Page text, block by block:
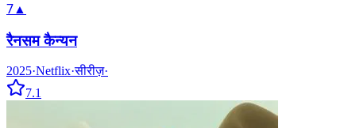
7 ▲
रैनसम कैन्यन
2025·Netflix·सीरीज़·
7.1